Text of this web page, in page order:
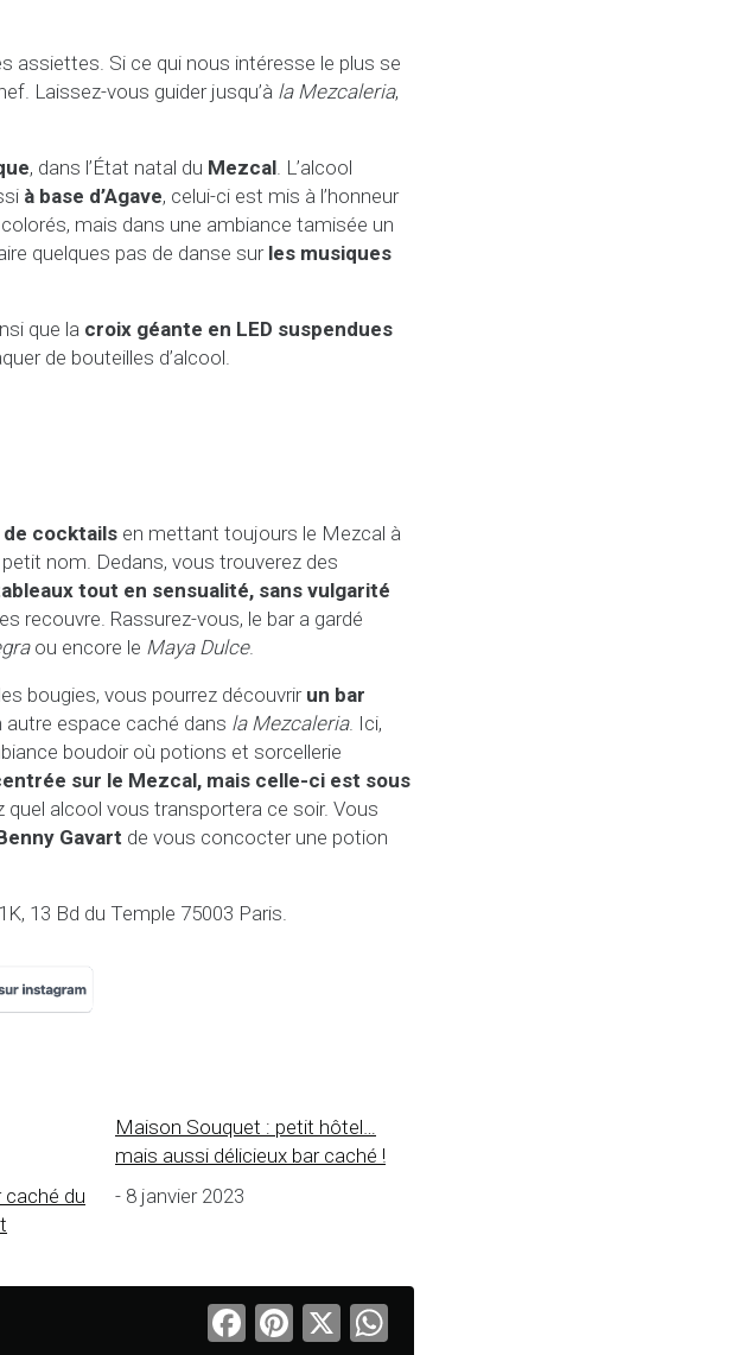
assiettes. Si ce qui nous intéresse le plus se
Laissez-vous guider jusqu’à la Mezcaleria,
, dans l’État natal du Mezcal. L’alcool
à base d’Agave, celui-ci est mis à l’honneur
mais dans une ambiance tamisée un
quelques pas de danse sur les musiques
que la croix géante en LED suspendues
de bouteilles d’alcool.
cocktails en mettant toujours le Mezcal à
nom. Dedans, vous trouverez des
tout en sensualité, sans vulgarité
recouvre. Rassurez-vous, le bar a gardé
ou encore le Maya Dulce.
bougies, vous pourrez découvrir un bar
espace caché dans la Mezcaleria. Ici,
boudoir où potions et sorcellerie
sur le Mezcal, mais celle-ci est sous
alcool vous transportera ce soir. Vous
Gavart de vous concocter une potion
13 Bd du Temple 75003 Paris.
Maison Souquet : petit hôtel…
mais aussi délicieux bar caché !
caché du
- 8 janvier 2023
Facebook
Pinterest
X